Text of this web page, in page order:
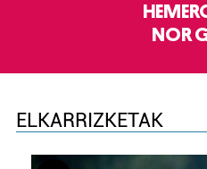
NOR
ELKARRIZKETAK